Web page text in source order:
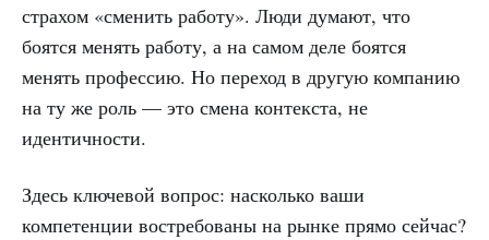
страхом «сменить работу». Люди думают, что
боятся менять работу, а на самом деле боятся
менять профессию. Но переход в другую компанию
на ту же роль — это смена контекста, не
идентичности.
Здесь ключевой вопрос: насколько ваши
компетенции востребованы на рынке прямо сейчас?